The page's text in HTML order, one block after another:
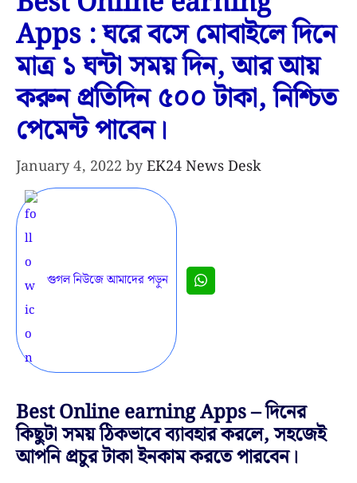
Apps : ঘরে বসে মোবাইলে দিনে
মাত্র ১ ঘন্টা সময় দিন, আর আয়
করুন প্রতিদিন ৫০০ টাকা, নিশ্চিত
পেমেন্ট পাবেন।
January 4, 2022 byEK24 News Desk
গুগল নিউজে আমাদের পড়ুন
Best Online earning Apps – দিনের
কিছুটা সময় ঠিকভাবে ব্যাবহার করলে, সহজেই
আপনি প্রচুর টাকা ইনকাম করতে পারবেন।